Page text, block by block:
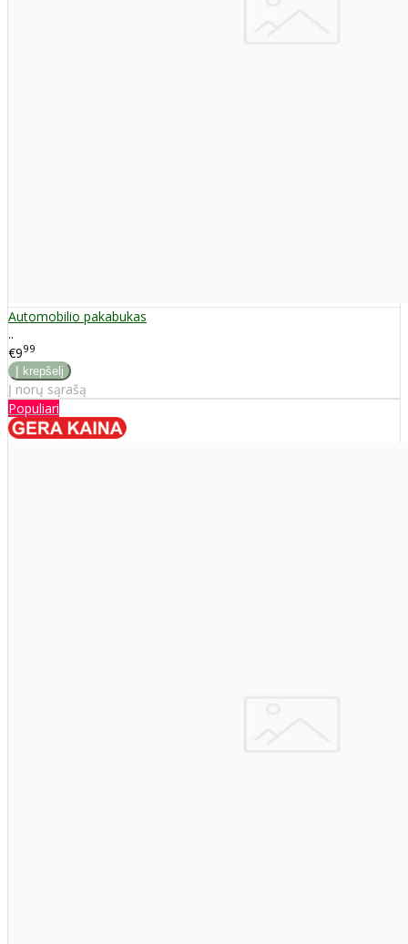
Automobilio pakabukas
..
€999
Į norų sąrašą
Populiari